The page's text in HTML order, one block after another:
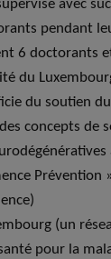
avec
pendant
6 doctorants
du
du soutien
concepts de
Prévention
(un
pour la